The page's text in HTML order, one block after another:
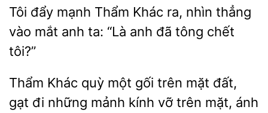
đẩy mạnh Thẩm
ra, nhìn thẳng
mắt anh ta: “Là anh đã tông chết
tôi?”
Thẩm
quỳ một gối trên mặt đất,
gạt đi những mảnh
vỡ trên mặt, ánh